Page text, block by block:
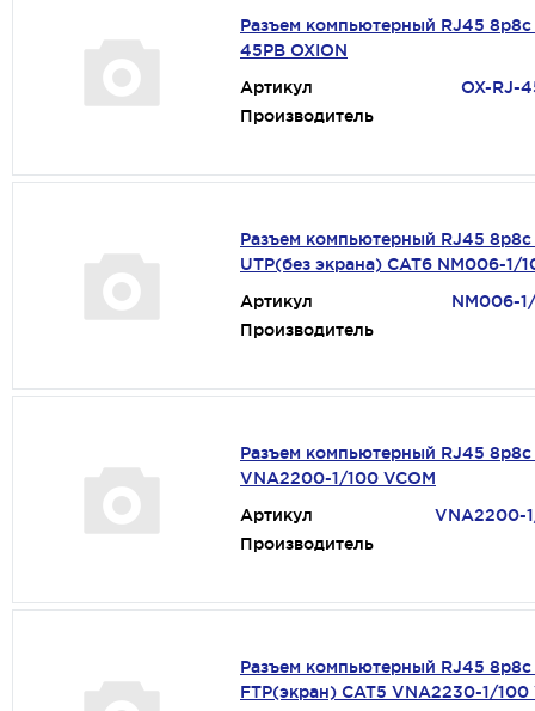
Разъем компьютерный RJ45 8p8c
45PB OXION
Артикул
OX-RJ-
Производитель
Разъем компьютерный RJ45 8p8c
UTP(без экрана) CAT6 NM006-1/
Артикул
NM006-
Производитель
Разъем компьютерный RJ45 8p8c
VNA2200-1/100 VCOM
Артикул
VNA2200-
Производитель
Разъем компьютерный RJ45 8p8c
FTP(экран) CAT5 VNA2230-1/100